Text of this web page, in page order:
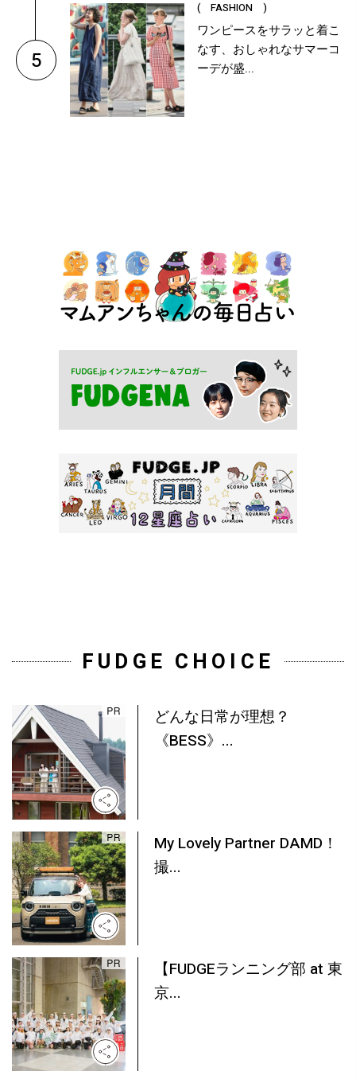
5
( FASHION )
ワンピースをサラッと着こ
なす、おしゃれなサマーコ
ーデが盛...
FUDGE CHOICE
どんな日常が理想？
《BESS》...
My Lovely Partner DAMD！
撮...
【FUDGEランニング部 at 東
京...